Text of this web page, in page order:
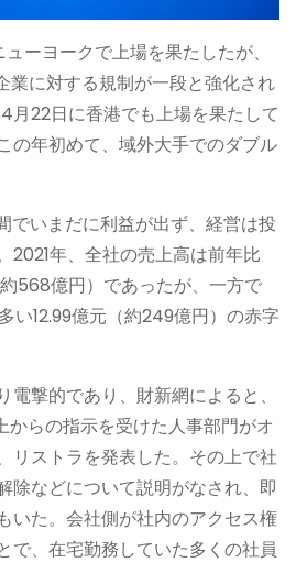
ーヨークで上場を果たしたが、
業に対する規制が一段と強化され
月22日に香港でも上場を果たして
の年初めて、域外大手でのダブル
でいまだに利益が出ず、経営は投
2021年、全社の売上高は前年比
568億円）であったが、一方で
い12.99億元（約249億円）の赤字
撃的であり、財新網によると、
らの指示を受けた人事部門がオ
リストラを発表した。その上で社
除などについて説明がなされ、即
いた。会社側が社内のアクセス権
で、在宅勤務していた多くの社員